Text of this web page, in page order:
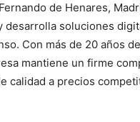
de Henares,
desarrolla soluciones
Con más de 20 años
mantiene un firme
calidad a precios